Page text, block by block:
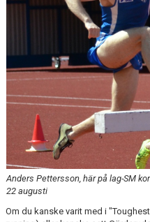
FÖRENINGEN
STATISTIK
TRÄNARE
LÄNKAR
BLODOMLOPPET
FAQ
Anders Pettersson, här på lag-SM
22 augusti
Om du kanske varit med i